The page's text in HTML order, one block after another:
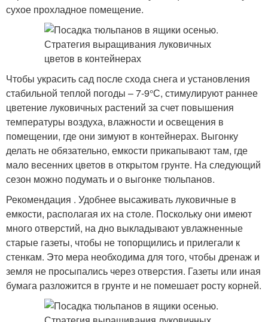
сухое прохладное помещение.
Чтобы украсить сад после схода снега и установления
стабильной теплой погоды – 7-9°С, стимулируют раннее
цветение луковичных растений за счет повышения
температуры воздуха, влажности и освещения в
помещении, где они зимуют в контейнерах. Выгонку
делать не обязательно, емкости прикапывают там, где
мало весенних цветов в открытом грунте. На следующий
сезон можно подумать и о выгонке тюльпанов.
Рекомендация . Удобнее высаживать луковичные в
емкости, располагая их на столе. Поскольку они имеют
много отверстий, на дно выкладывают увлажненные
старые газеты, чтобы не топорщились и прилегали к
стенкам. Это мера необходима для того, чтобы дренаж и
земля не просыпались через отверстия. Газеты или иная
бумага разложится в грунте и не помешает росту корней.